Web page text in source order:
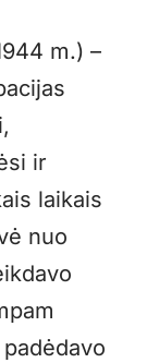
m.) –
ir
laikais
nuo